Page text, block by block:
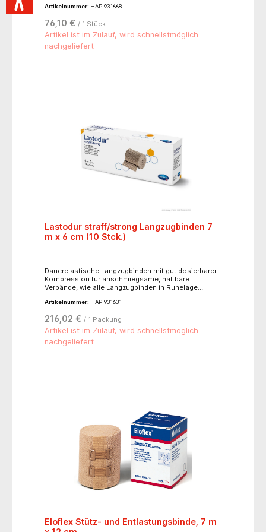
alterungsbeständig, waschbar bis 60°C, sterilisierbar
für starke Kompression, Dehnbarkeit ca. 180 %- 85 %
Baumwolle, 8 % Elastan, 7 % Polyamid
Artikelnummer: HAP 931668
76,10 € / 1 Stück
Artikel ist im Zulauf, wird schnellstmöglich
nachgeliefert
Lastodur straff/strong Langzugbinden 7
m x 6 cm (10 Stck.)
Dauerelastische Langzugbinden mit gut dosierbarer
Kompression für anschmiegsame, haltbare
Verbände, wie alle Langzugbinden in Ruhelage
alterungsbeständig, waschbar bis 60°C, sterilisierbar
für starke Kompression, Dehnbarkeit ca. 180 %- 85 %
Baumwolle, 8 % Elastan, 7 % Polyamid
Artikelnummer: HAP 931631
216,02 € / 1 Packung
Artikel ist im Zulauf, wird schnellstmöglich
nachgeliefert
Eloflex Stütz- und Entlastungsbinde, 7 m